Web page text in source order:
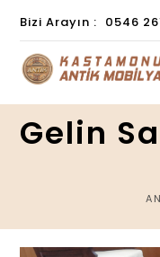
Bizi Arayın : 0546
Gelin